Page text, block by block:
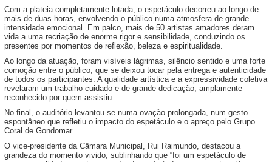
Com a plateia completamente lotada, o espetáculo decorreu ao longo de
mais de duas horas, envolvendo o público numa atmosfera de grande
intensidade emocional. Em palco, mais de 50 artistas amadores deram
vida a uma recriação de enorme rigor e sensibilidade, conduzindo os
presentes por momentos de reflexão, beleza e espiritualidade.
Ao longo da atuação, foram visíveis lágrimas, silêncio sentido e uma forte
comoção entre o público, que se deixou tocar pela entrega e autenticidade
de todos os participantes. A qualidade artística e a expressividade coletiva
revelaram um trabalho cuidado e de grande dedicação, amplamente
reconhecido por quem assistiu.
No final, o auditório levantou-se numa ovação prolongada, num gesto
espontâneo que refletiu o impacto do espetáculo e o apreço pelo Grupo
Coral de Gondomar.
O vice-presidente da Câmara Municipal, Rui Raimundo, destacou a
grandeza do momento vivido, sublinhando que “foi um espetáculo de